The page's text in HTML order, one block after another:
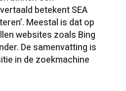
betekent SEA
Meestal is dat op
websites zoals Bing
De samenvatting is
in de zoekmachine